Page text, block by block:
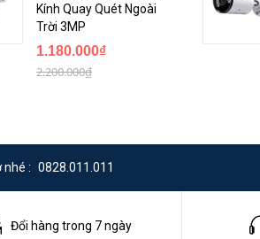
Kính Quay Quét Ngoài
Trời 3MP
1.180.000₫
2.200.000₫
nhé : 0828.011.011
Đổi hàng trong 7 ngày